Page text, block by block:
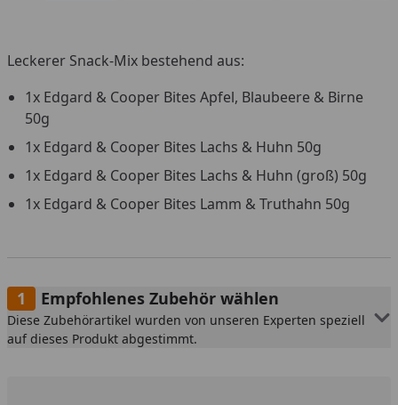
Leckerer Snack-Mix bestehend aus:
1x Edgard & Cooper Bites Apfel, Blaubeere & Birne
50g
1x Edgard & Cooper Bites Lachs & Huhn 50g
1x Edgard & Cooper Bites Lachs & Huhn (groß) 50g
1x Edgard & Cooper Bites Lamm & Truthahn 50g
Empfohlenes Zubehör wählen
Diese Zubehörartikel wurden von unseren Experten speziell
auf dieses Produkt abgestimmt.